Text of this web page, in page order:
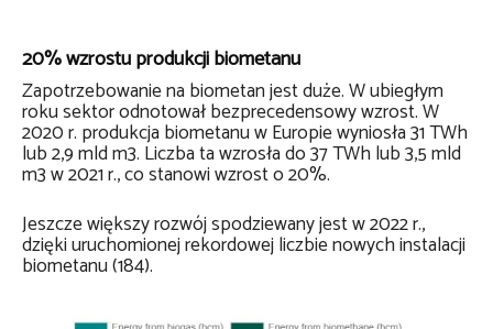
20% wzrostu produkcji biometanu
Zapotrzebowanie na biometan jest duże. W ubiegłym
roku sektor odnotował bezprecedensowy wzrost. W
2020 r. produkcja biometanu w Europie wyniosła 31 TWh
lub2,9 mld m3. Liczba ta wzrosła do 37 TWh lub 3,5 mld
m3 w 2021 r., co stanowi wzrost o 20%.
Jeszcze większy rozwój spodziewany jest w 2022 r.,
dzięki uruchomionej rekordowej liczbie nowych instalacji
biometanu (184).